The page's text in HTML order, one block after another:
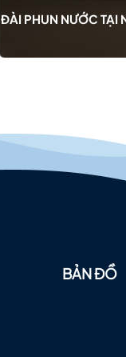
ĐÀI PHUN NƯỚC TẠI
BẢN ĐỒ